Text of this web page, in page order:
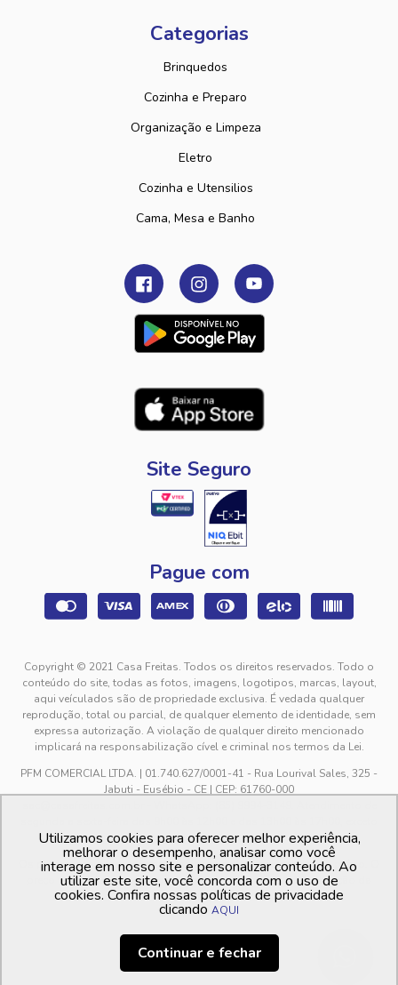
Categorias
Brinquedos
Cozinha e Preparo
Organização e Limpeza
Eletro
Cozinha e Utensilios
Cama, Mesa e Banho
Site Seguro
Pague com
Copyright © 2021 Casa Freitas. Todos os direitos reservados. Todo o
conteúdo do site, todas as fotos, imagens, logotipos, marcas, layout,
aqui veículados são de propriedade exclusiva. É vedada qualquer
reprodução, total ou parcial, de qualquer elemento de identidade, sem
expressa autorização. A violação de qualquer direito mencionado
implicará na responsabilização cível e criminal nos termos da Lei.
PFM COMERCIAL LTDA. | 01.740.627/0001-41 - Rua Lourival Sales, 325 -
Jabuti - Eusébio - CE | CEP: 61760-000
feriados.
Os preços dos produtos estão sujeitos a alteração sem aviso prévio. O
preço valido é sempre o apresentado no momento da finalização da
compra, no carrinho de compras.
Utilizamos cookies para oferecer melhor experiência,
melhorar o desempenho, analisar como você
interage em nosso site e personalizar conteúdo. Ao
utilizar este site, você concorda com o uso de
cookies. Confira nossas políticas de privacidade
clicando AQUI
Continuar e fechar